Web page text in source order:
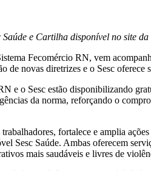
e Cartilha disponível no site
Fecomércio RN, vem
novas diretrizes e o Sesc oferece
e o Sesc estão disponibilizando
da norma, reforçando o
fortalece e amplia
Sesc Saúde. Ambas oferecem
mais saudáveis e livres de